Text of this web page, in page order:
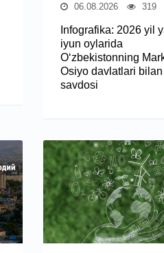
06.08.2026 319
Infografika: 2026 yil
iyun oylarida
O‘zbekistonning
Osiyo davlatlari bilan
savdosi